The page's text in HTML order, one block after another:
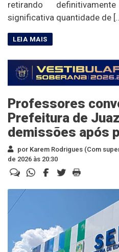
retirando
significativa quantidade de
Professores
Prefeitura de
demissões após
por Karem Rodrigues (Com
de 2026 às 20:30